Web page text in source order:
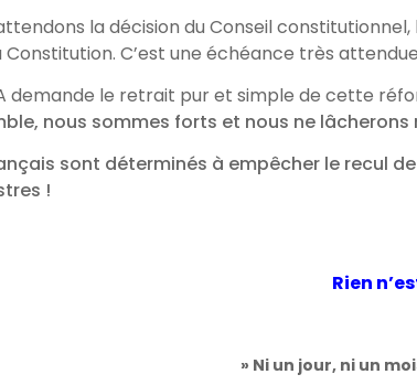
la décision du Conseil
Constitution. C’est une échéance très
demande le retrait pur et simple de cette
nous sommes forts et nous ne lâcherons
sont déterminés à empêcher le recul
!
Rien
» Ni un jour, ni un